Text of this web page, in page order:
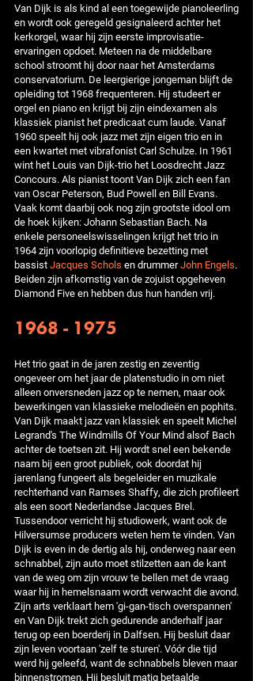
Van Dijk is als kind al een toegewijde pianoleerling
en wordt ook geregeld gesignaleerd achter het
kerkorgel, waar hij zijn eerste improvisatie-
ervaringen opdoet. Meteen na de middelbare
school stroomt hij door naar het Amsterdams
conservatorium. De leergierige jongeman blijft de
opleiding tot 1968 frequenteren. Hij studeert er
orgel en piano en krijgt bij zijn eindexamen als
klassiek pianist het predicaat cum laude. Vanaf
1960 speelt hij ook jazz met zijn eigen trio en in
een kwartet met vibrafonist Carl Schulze. In 1961
wint het Louis van Dijk-trio het Loosdrecht Jazz
Concours. Als pianist toont Van Dijk zich een fan
van Oscar Peterson, Bud Powell en Bill Evans.
Vaak komt daarbij ook nog zijn grootste idool om
de hoek kijken: Johann Sebastian Bach. Na
enkele personeelswisselingen krijgt het trio in
1964 zijn voorlopig definitieve bezetting met
bassistJacques Schols en drummerJohn Engels.
Beiden zijn afkomstig van de zojuist opgeheven
Diamond Five en hebben dus hun handen vrij.
1968 - 1975
Het trio gaat in de jaren zestig en zeventig
ongeveer om het jaar de platenstudio in om niet
alleen onversneden jazz op te nemen, maar ook
bewerkingen van klassieke melodieën en pophits.
Van Dijk maakt jazz van klassiek en speelt Michel
Legrand's The Windmills Of Your Mind alsof Bach
achter de toetsen zit. Hij wordt snel een bekende
naam bij een groot publiek, ook doordat hij
jarenlang fungeert als begeleider en muzikale
rechterhand van Ramses Shaffy, die zich profileert
als een soort Nederlandse Jacques Brel.
Tussendoor verricht hij studiowerk, want ook de
Hilversumse producers weten hem te vinden. Van
Dijk is even in de dertig als hij, onderweg naar een
schnabbel, zijn auto moet stilzetten aan de kant
van de weg om zijn vrouw te bellen met de vraag
waar hij in hemelsnaam wordt verwacht die avond.
Zijn arts verklaart hem 'gi-gan-tisch overspannen'
en Van Dijk trekt zich gedurende anderhalf jaar
terug op een boerderij in Dalfsen. Hij besluit daar
zijn leven voortaan 'zelf te sturen'. Vóór die tijd
werd hij geleefd, want de schnabbels bleven maar
binnenstromen. Hij besluit matig betaalde